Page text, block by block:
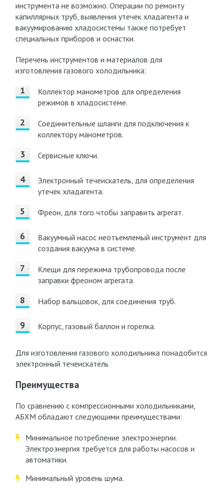
инструмента не возможно. Операции по ремонту
капиллярных труб, выявления утечек хладагента и
вакуумированию хладосистемы также потребует
специальных приборов и оснастки.
Перечень инструментов и материалов для
изготовления газового холодильника:
Коллектор манометров для определения
режимов в хладосистеме.
Соединительные шланги для подключения к
коллектору манометров.
Сервисные ключи.
Электронный течеискатель, для определения
утечек хладагента.
Фреон, для того чтобы заправить агрегат.
Вакуумный насос неотъемлемый инструмент для
создания вакуума в системе.
Клещи для пережима трубопровода после
заправки фреоном агрегата.
Набор вальцовок, для соединения труб.
Корпус, газовый баллон и горелка.
Для изготовления газового холодильника понадобится
электронный течеискатель
Преимущества
По сравнению с компрессионными холодильниками,
АБХМ обладают следующими преимуществами:
Минимальное потребление электроэнергии.
Электроэнергия требуется для работы насосов и
автоматики.
Минимальный уровень шума.